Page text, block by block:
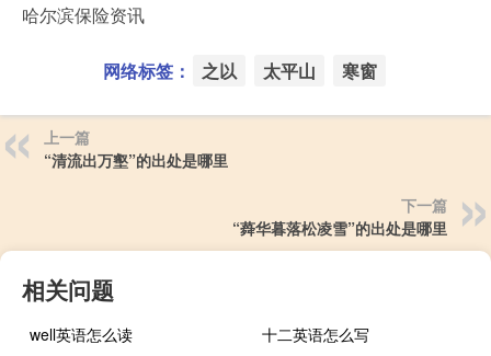
哈尔滨保险资讯
网络标签： 之以 太平山 寒窗
上一篇
“清流出万壑”的出处是哪里
下一篇
“蕣华暮落松凌雪”的出处是哪里
相关问题
well英语怎么读
十二英语怎么写